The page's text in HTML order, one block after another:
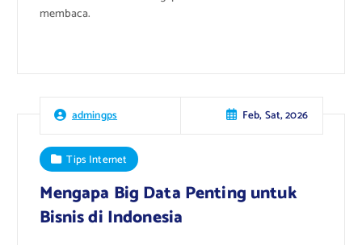
membaca.
admingps Feb, Sat, 2026
Tips Internet
Mengapa Big Data Penting untuk
Bisnis di Indonesia